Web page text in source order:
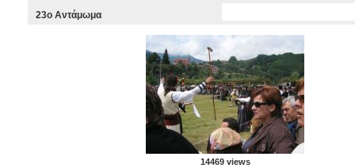
23ο Αντάμωμα
14469 views